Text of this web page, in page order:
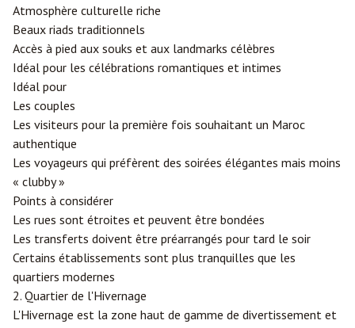
Atmosphère culturelle riche
Beaux riads traditionnels
Accès à pied aux souks et aux landmarks célèbres
Idéal pour les célébrations romantiques et intimes
Idéal pour
Les couples
Les visiteurs pour la première fois souhaitant un Maroc
authentique
Les voyageurs qui préfèrent des soirées élégantes mais moins
« clubby »
Points à considérer
Les rues sont étroites et peuvent être bondées
Les transferts doivent être préarrangés pour tard le soir
Certains établissements sont plus tranquilles que les
quartiers modernes
2. Quartier de l'Hivernage
L'Hivernage est la zone haut de gamme de divertissement et